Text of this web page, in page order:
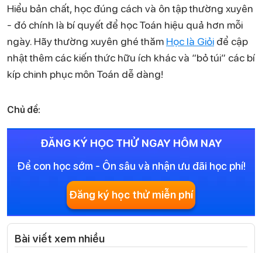
Hiểu bản chất, học đúng cách và ôn tập thường xuyên
- đó chính là bí quyết để học Toán hiệu quả hơn mỗi
ngày. Hãy thường xuyên ghé thăm Học là Giỏi để cập
nhật thêm các kiến thức hữu ích khác và “bỏ túi” các bí
kíp chinh phục môn Toán dễ dàng!
Chủ đề:
ĐĂNG KÝ HỌC THỬ NGAY HÔM NAY
Để con học sớm - Ôn sâu và nhận ưu đãi học phí!
Đăng ký học thử miễn phí
Bài viết xem nhiều